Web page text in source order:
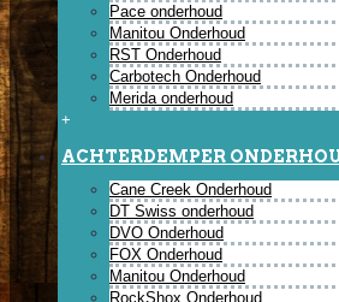
Pace onderhoud
Manitou Onderhoud
RST Onderhoud
Carbotech Onderhoud
Merida onderhoud
+
ACHTERDEMPER
Cane Creek Onderhoud
DT Swiss onderhoud
DVO Onderhoud
FOX Onderhoud
Manitou Onderhoud
RockShox Onderhoud